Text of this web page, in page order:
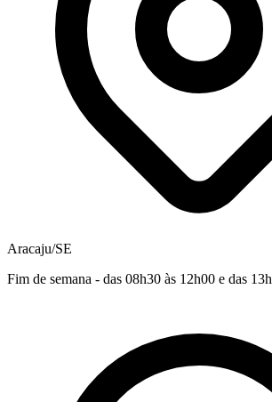
Aracaju/SE
Fim de semana - das 08h30 às 12h00 e das